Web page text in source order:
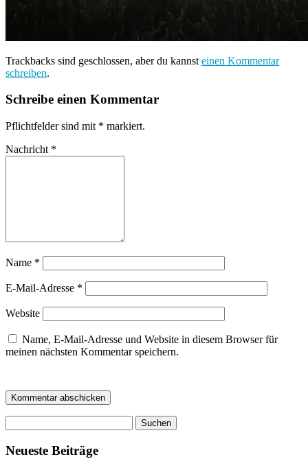
Trackbacks sind geschlossen, aber du kannst einen Kommentar
schreiben.
Schreibe einen Kommentar
Pflichtfelder sind mit * markiert.
Nachricht *
Name *
E-Mail-Adresse *
Website
Name, E-Mail-Adresse und Website in diesem Browser für
meinen nächsten Kommentar speichern.
Neueste Beiträge